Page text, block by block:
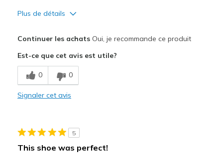
Plus de détails
Stylish
Les meilleures utilisations
Casual Wear
Sizing
View On Shoes
I'm Into Shoes
Continuer les achatsOui, je recommande ce produit
Est-ce que cet avis est utile?
0 0
Signaler cet avis
5
This shoe was perfect!